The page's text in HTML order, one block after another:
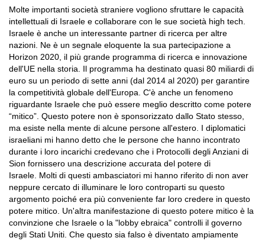
Molte importanti società straniere vogliono sfruttare le capacità
intellettuali di Israele e collaborare con le sue società high tech.
Israele è anche un interessante partner di ricerca per altre
nazioni. Ne è un segnale eloquente la sua partecipazione a
Horizon 2020, il più grande programma di ricerca e innovazione
dell'UE nella storia. Il programma ha destinato quasi 80 miliardi di
euro su un periodo di sette anni (dal 2014 al 2020) per garantire
la competitività globale dell'Europa. C'è anche un fenomeno
riguardante Israele che può essere meglio descritto come potere
“mitico”. Questo potere non è sponsorizzato dallo Stato stesso,
ma esiste nella mente di alcune persone all'estero. I diplomatici
israeliani mi hanno detto che le persone che hanno incontrato
durante i loro incarichi credevano che i Protocolli degli Anziani di
Sion fornissero una descrizione accurata del potere di
Israele. Molti di questi ambasciatori mi hanno riferito di non aver
neppure cercato di illuminare le loro controparti su questo
argomento poiché era più conveniente far loro credere in questo
potere mitico. Un'altra manifestazione di questo potere mitico è la
convinzione che Israele o la "lobby ebraica" controlli il governo
degli Stati Uniti. Che questo sia falso è diventato ampiamente